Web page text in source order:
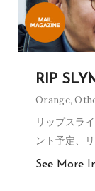
RIP
Orange,
リップスラ
ント予定、
See More